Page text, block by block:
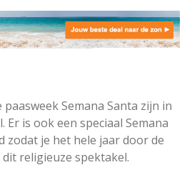
Semana Santa zijn in
is ook een speciaal Semana
zodat je het hele jaar door de
religieuze spektakel.